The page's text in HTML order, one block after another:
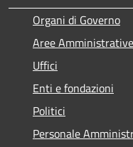
Organi di Governo
Aree Amministrative
Uffici
Enti e fondazioni
Politici
Personale